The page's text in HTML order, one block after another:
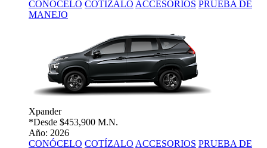
CONÓCELO COTÍZALO ACCESORIOS PRUEBA DE
MANEJO
Xpander
*Desde $453,900 M.N.
Año: 2026
CONÓCELO COTÍZALO ACCESORIOS PRUEBA DE